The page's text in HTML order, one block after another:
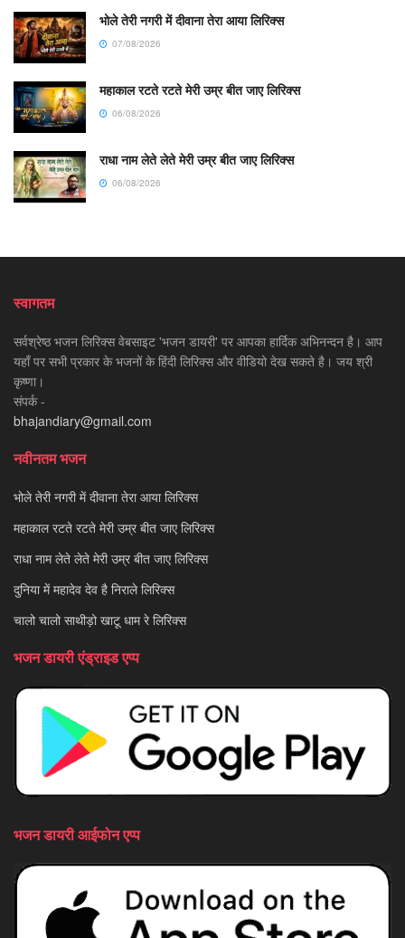
भोले तेरी नगरी में दीवाना तेरा आया लिरिक्स
07/08/2026
महाकाल रटते रटते मेरी उम्र बीत जाए लिरिक्स
06/08/2026
राधा नाम लेते लेते मेरी उम्र बीत जाए लिरिक्स
06/08/2026
स्वागतम
सर्वश्रेष्ठ भजन लिरिक्स वेबसाइट 'भजन डायरी' पर आपका हार्दिक अभिनन्दन है। आप
यहाँ पर सभी प्रकार के भजनों के हिंदी लिरिक्स और वीडियो देख सकते है। जय श्री
कृष्णा।
संपर्क -
bhajandiary@gmail.com
नवीनतम भजन
भोले तेरी नगरी में दीवाना तेरा आया लिरिक्स
महाकाल रटते रटते मेरी उम्र बीत जाए लिरिक्स
राधा नाम लेते लेते मेरी उम्र बीत जाए लिरिक्स
दुनिया में महादेव देव है निराले लिरिक्स
चालो चालो साथीड़ो खाटू धाम रे लिरिक्स
भजन डायरी एंड्राइड एप्प
भजन डायरी आईफोन एप्प